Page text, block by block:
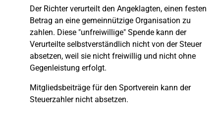
Der Richter verurteilt den Angeklagten, einen festen
Betrag an eine gemeinnützige Organisation zu
zahlen. Diese "unfreiwillige" Spende kann der
Verurteilte selbstverständlich nicht von der Steuer
absetzen, weil sie nicht freiwillig und nicht ohne
Gegenleistung erfolgt.
Mitgliedsbeiträge für den Sportverein kann der
Steuerzahler nicht absetzen.